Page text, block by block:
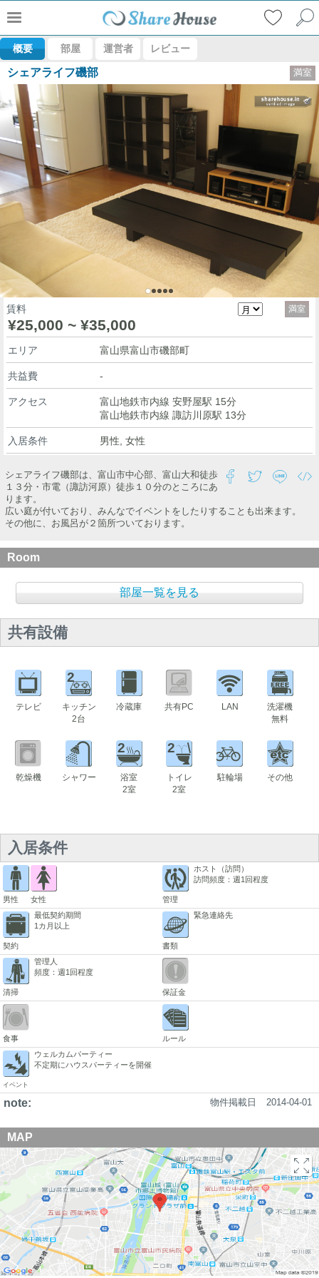
概要 部屋 運営者 レビュー
シェアライフ磯部 満室
賃料
¥25,000 ~ ¥35,000
満室
エリア 富山県富山市磯部町
共益費 -
アクセス
富山地鉄市内線 安野屋駅 15分
富山地鉄市内線 諏訪川原駅 13分
入居条件 男性, 女性
シェアライフ磯部は、富山市中心部、富山大和徒歩
１３分・市電（諏訪河原）徒歩１０分のところにあ
ります。
広い庭が付いており、みんなでイベントをしたりすることも出来ます。
その他に、お風呂が２箇所ついております。
Room
部屋一覧を見る
共有設備
テレビ
2
キッチン
2台
冷蔵庫 共有PC LAN
洗濯機
無料
乾燥機 シャワー
2
浴室
2室
2
トイレ
2室
駐輪場 その他
入居条件
男性 女性 管理
ホスト（訪問）
訪問頻度：週1回程度
契約
最低契約期間
1カ月以上
書類
緊急連絡先
清掃
管理人
頻度：週1回程度
保証金
食事 ルール
イベント
ウェルカムパーティー
不定期にハウスパーティーを開催
note: 物件掲載日 2014-04-01
MAP